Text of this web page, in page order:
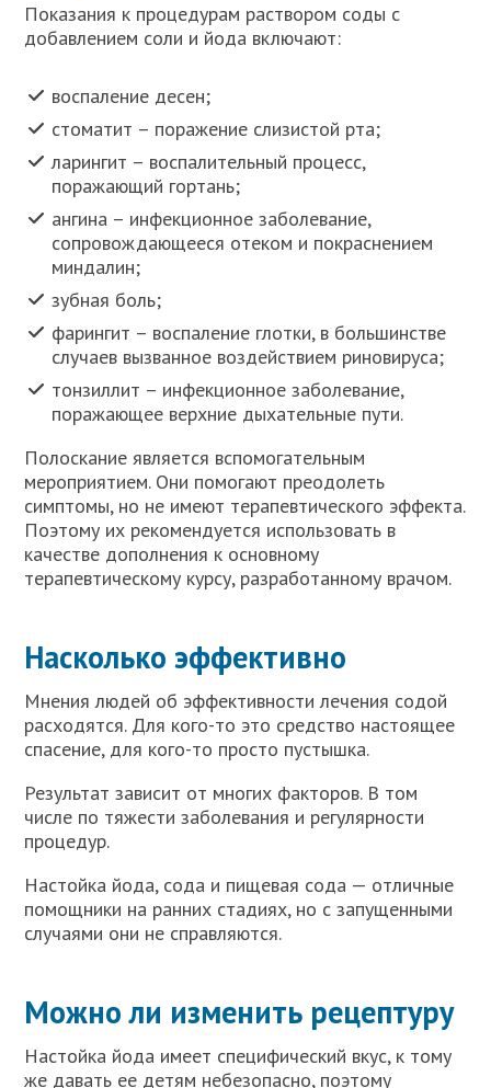
Показания к процедурам раствором соды с
добавлением соли и йода включают:
воспаление десен;
стоматит – поражение слизистой рта;
ларингит – воспалительный процесс,
поражающий гортань;
ангина – инфекционное заболевание,
сопровождающееся отеком и покраснением
миндалин;
зубная боль;
фарингит – воспаление глотки, в большинстве
случаев вызванное воздействием риновируса;
тонзиллит – инфекционное заболевание,
поражающее верхние дыхательные пути.
Полоскание является вспомогательным
мероприятием. Они помогают преодолеть
симптомы, но не имеют терапевтического эффекта.
Поэтому их рекомендуется использовать в
качестве дополнения к основному
терапевтическому курсу, разработанному врачом.
Насколько эффективно
Мнения людей об эффективности лечения содой
расходятся. Для кого-то это средство настоящее
спасение, для кого-то просто пустышка.
Результат зависит от многих факторов. В том
числе по тяжести заболевания и регулярности
процедур.
Настойка йода, сода и пищевая сода — отличные
помощники на ранних стадиях, но с запущенными
случаями они не справляются.
Можно ли изменить рецептуру
Настойка йода имеет специфический вкус, к тому
же давать ее детям небезопасно, поэтому